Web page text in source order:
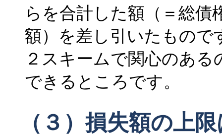
らを合計した額（＝総債
額）を差し引いたもので
２スキームで関心のあ
できるところです。
（３）損失額の上